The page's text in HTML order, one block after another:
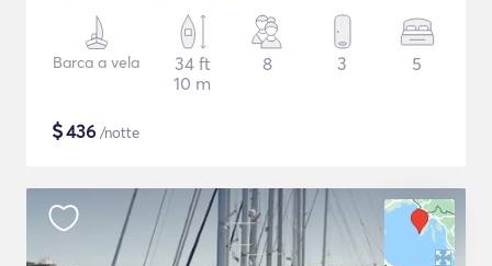
Barca a vela
34 ft
10 m
8 3 5
$436 /notte